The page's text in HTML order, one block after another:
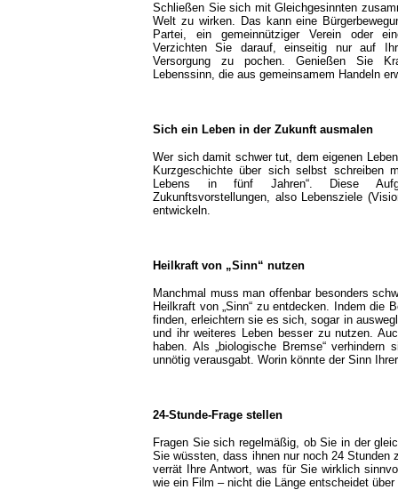
Schließen Sie sich mit Gleichgesinnten
Welt zu wirken. Das kann eine
Partei, ein gemeinnütziger Verein oder
Verzichten Sie darauf, einseitig nur auf
Versorgung zu pochen. Genießen Sie
Lebenssinn, die aus gemeinsamem Handeln
Sich ein Leben in der Zukunft ausmalen
Wer sich damit schwer tut, dem eigenen
Kurzgeschichte über sich selbst schreiben
Lebens in fünf Jahren“. Diese
Zukunftsvorstellungen, also Lebensziele
entwickeln.
Heilkraft von „Sinn“ nutzen
Manchmal muss man offenbar besonders
Heilkraft von „Sinn“ zu entdecken. Indem die
finden, erleichtern sie es sich, sogar in
und ihr weiteres Leben besser zu nutzen.
haben. Als „biologische Bremse“
unnötig verausgabt. Worin könnte der Sinn
24-Stunde-Frage stellen
Fragen Sie sich regelmäßig, ob Sie in der
Sie wüssten, dass ihnen nur noch 24 Stunden
verrät Ihre Antwort, was für Sie wirklich
wie ein Film – nicht die Länge entscheidet